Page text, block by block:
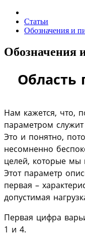
Статьи
Обозначения и
Обозначения
Область
Нам кажется, что,
параметром
Это и понятно,
несомненно
целей, которые мы
Этот параметр
первая –
допустимая
Первая цифра
1 и 4.